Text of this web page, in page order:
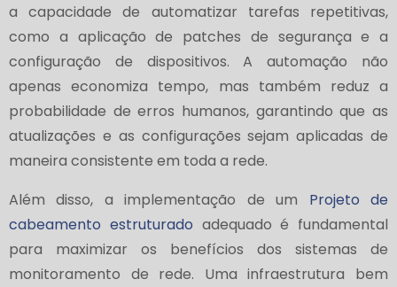
a capacidade de automatizar tarefas repetitivas,
como a aplicação de patches de segurança e a
configuração de dispositivos. A automação não
apenas economiza tempo, mas também reduz a
probabilidade de erros humanos, garantindo que as
atualizações e as configurações sejam aplicadas de
maneira consistente em toda a rede.
Além disso, a implementação de um Projeto de
cabeamento estruturado adequado é fundamental
para maximizar os benefícios dos sistemas de
monitoramento de rede. Uma infraestrutura bem